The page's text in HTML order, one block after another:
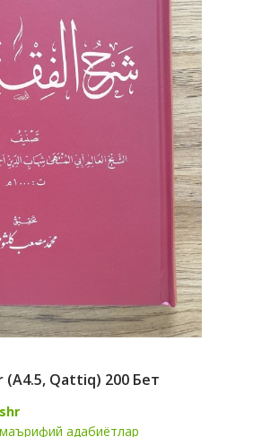
(А4.5, Qattiq) 200 Бет
адабиётлар